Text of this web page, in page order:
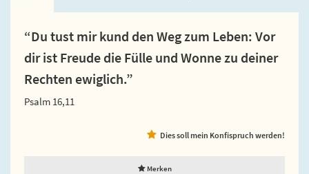
“Du tust mir kund den Weg zum Leben: Vor
dir ist Freude die Fülle und Wonne zu deiner
Rechten ewiglich.”
Psalm 16,11
Dies soll mein Konfispruch werden!
Merken